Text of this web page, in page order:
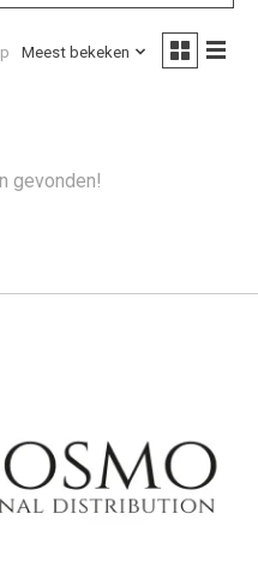
Meest bekeken
gevonden!